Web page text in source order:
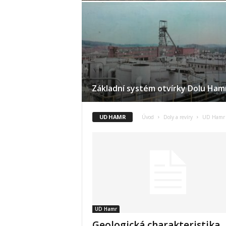
Základní systém otvírky Dolu
UD HAMR Úvod Doly a revíry UD Hamr
UD Hamr